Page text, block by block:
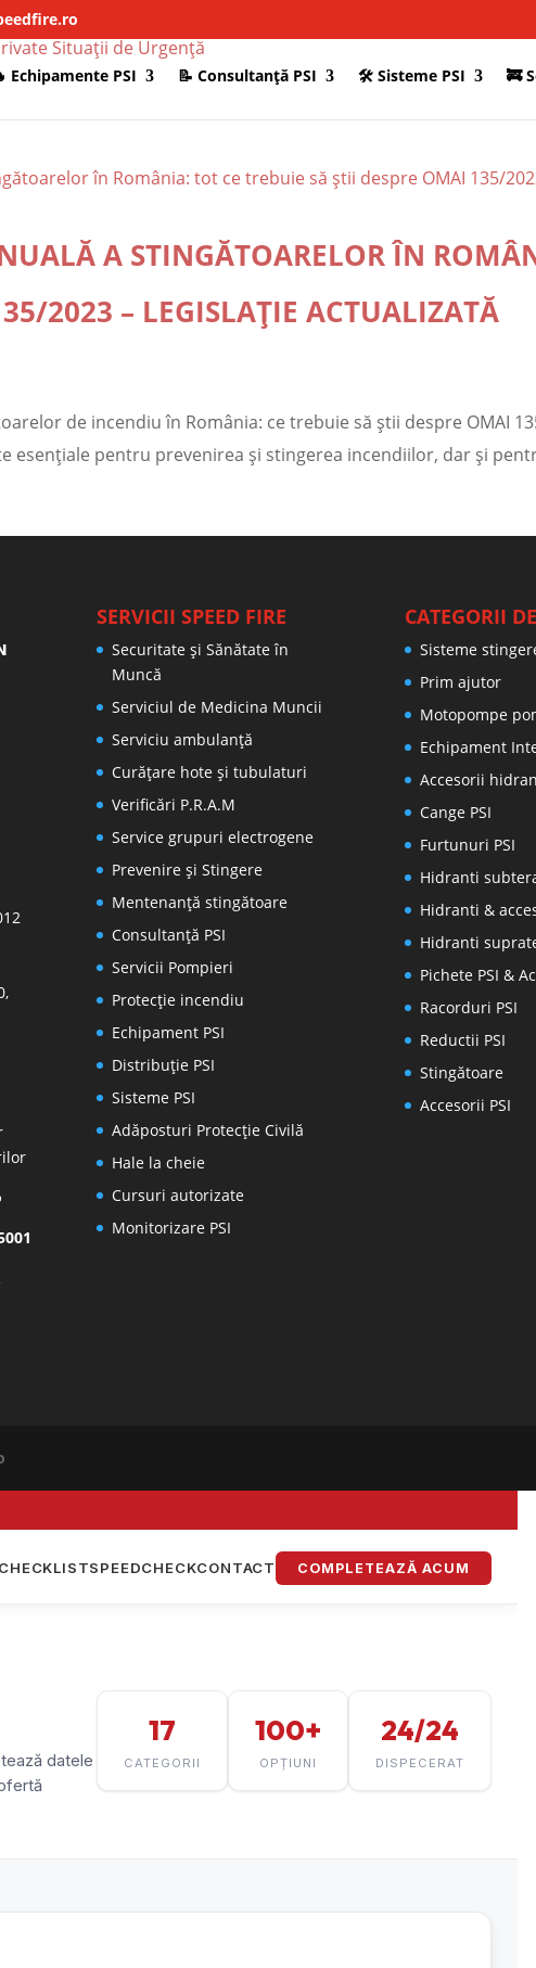
Echipamente PSI 📝 Consultanţă PSI 🛠 Sisteme PSI 🚒
A STINGĂTOARELOR ÎN
2023 – LEGISLAȚIE ACTUALIZATĂ
de incendiu în România: ce trebuie să știi despre OMAI
esențiale pentru prevenirea și stingerea incendiilor, dar și
SERVICII SPEED FIRE
Securitate și Sănătate în
Muncă
Serviciul de Medicina Muncii
Serviciu ambulanță
Curățare hote și tubulaturi
Verificări P.R.A.M
Service grupuri electrogene
Prevenire şi Stingere
Mentenanţă stingătoare
Consultanţă PSI
Servicii Pompieri
Protecţie incendiu
Echipament PSI
Distribuţie PSI
Sisteme PSI
Adăposturi Protecție Civilă
Hale la cheie
Cursuri autorizate
Monitorizare PSI
CATEGORII
Sisteme
Prim ajutor
Motopompe
Echipament
Accesorii
Cange PSI
Furtunuri PSI
Hidranti
Hidranti &
Hidranti
Pichete PSI &
Racorduri PSI
Reductii PSI
Stingătoare
Accesorii PSI